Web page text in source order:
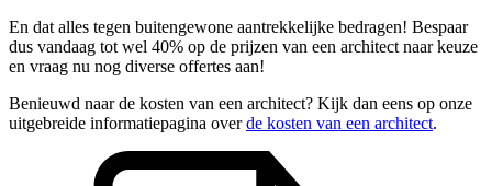
En dat alles tegen buitengewone aantrekkelijke bedragen! Bespaar
dus vandaag tot wel 40% op de prijzen van een architect naar keuze
en vraag nu nog diverse offertes aan!
Benieuwd naar de kosten van een architect? Kijk dan eens op onze
uitgebreide informatiepagina overde kosten van een architect.